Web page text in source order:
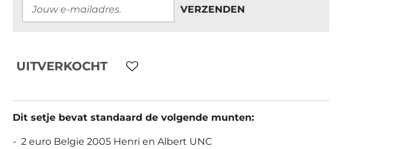
VERZENDEN
UITVERKOCHT
Dit setje bevat standaard de volgende munten:
- 2 euro Belgie 2005 Henri en Albert UNC